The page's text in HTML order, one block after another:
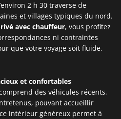
2 h 30 traverse de
et villages typiques du nord.
avec chauffeur, vous profitez
ni contraintes
que votre voyage soit fluide,
et confortables
des véhicules récents,
pouvant accueillir
intérieur généreux permet à